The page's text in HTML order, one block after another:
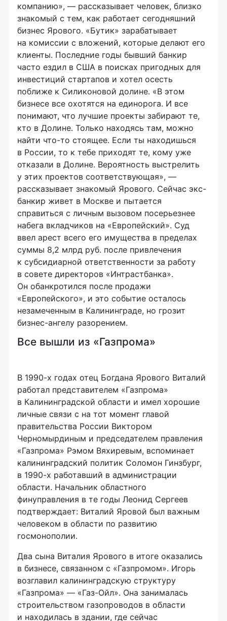
компанию», — рассказывает человек, близко
знакомый с тем, как работает сегодняшний
бизнес Ярового. «Бутик» зарабатывает
на комиссии с вложений, которые делают его
клиенты. Последние годы бывший банкир
часто ездил в США в поисках пригодных для
инвестиций стартапов и хотел осесть
поближе к Силиконовой долине. «В этом
бизнесе все охотятся на единорога. И все
понимают, что лучшие проекты забирают те,
кто в Долине. Только находясь там, можно
найти что-то стоящее. Если ты находишься
в России, то к тебе приходят те, кому уже
отказали в Долине. Вероятность выстрелить
у этих проектов соответствующая», —
рассказывает знакомый Ярового. Сейчас экс-
банкир живет в Москве и пытается
справиться с личным вызовом посерьезнее
набега вкладчиков на «Европейский». Суд
ввел арест всего его имущества в пределах
суммы 8,2 млрд руб. после привлечения
к субсидиарной ответственности за работу
в совете директоров «Интрастбанка».
Он обанкротился после продажи
«Европейского», и это событие осталось
незамеченным в Калининграде, но грозит
бизнес-ангелу разорением.
Все вышли из «Газпрома»
В 1990-х годах отец Богдана Ярового Виталий
работал представителем «Газпрома»
в Калининградской области и имел хорошие
личные связи с на тот момент главой
правительства России Виктором
Черномырдиным и председателем правления
«Газпрома» Рэмом Вяхиревым, вспоминает
калининградский политик Соломон Гинзбург,
в 1990-х работавший в администрации
области. Начальник областного
финуправления в те годы Леонид Сергеев
подтверждает: Виталий Яровой был важным
человеком в области по развитию
госмонополии.
Два сына Виталия Ярового в итоге оказались
в бизнесе, связанном с «Газпромом». Игорь
возглавил калининградскую структуру
«Газпрома» — «Газ-Ойл». Она занималась
строительством газопроводов в области
и находилась в здании, где сейчас